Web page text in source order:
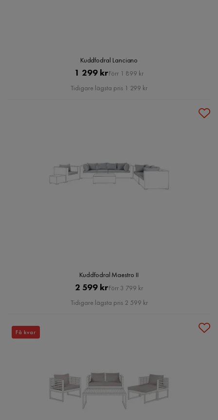
Kuddfodral Lanciano
Pris
1 299 krOriginal
Pris
Förr 1 899 kr
Tidigare lägsta pris 1 299 kr
Kuddfodral Maestro II
Pris
2 599 krOriginal
Pris
Förr 3 799 kr
Tidigare lägsta pris 2 599 kr
Få kvar